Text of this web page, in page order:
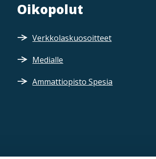
Oikopolut
Verkkolaskuosoitteet
Medialle
Ammattiopisto Spesia